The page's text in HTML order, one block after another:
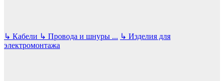
↳ Кабели ↳ Провода и шнуры ... ↳ Изделия для
электромонтажа